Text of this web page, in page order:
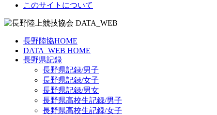
このサイトについて
長野陸協HOME
DATA_WEB HOME
長野県記録
長野県記録/男子
長野県記録/女子
長野県記録/男女
長野県高校生記録/男子
長野県高校生記録/女子